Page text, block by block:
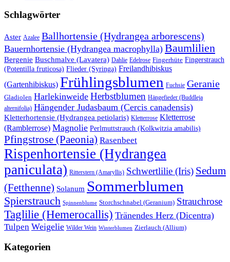
Schlagwörter
Aster Azalee Ballhortensie (Hydrangea arborescens)
Bauernhortensie (Hydrangea macrophylla) Baumlilien
Bergenie Buschmalve (Lavatera) Dahlie Edelrose Fingerhüte Fingerstrauch
(Potentilla fruticosa) Flieder (Syringa) Freilandhibiskus
(Gartenhibiskus) Frühlingsblumen Fuchsie Geranie
Gladiolen Harlekinweide Herbstblumen Hängefieder (Buddleja
alternifolia) Hängender Judasbaum (Cercis canadensis)
Kletterhortensie (Hydrangea petiolaris) Kletterrose Kletterrose
(Ramblerrose) Magnolie Perlmuttstrauch (Kolkwitzia amabilis)
Pfingstrose (Paeonia) Rasenbeet
Rispenhortensie (Hydrangea
paniculata) Ritterstern (Amaryllis) Schwertlilie (Iris) Sedum
(Fetthenne) Solanum Sommerblumen
Spierstrauch Spinnenblume Storchschnabel (Geranium) Strauchrose
Taglilie (Hemerocallis) Tränendes Herz (Dicentra)
Tulpen Weigelie Wilder Wein Winterblumen Zierlauch (Allium)
Kategorien